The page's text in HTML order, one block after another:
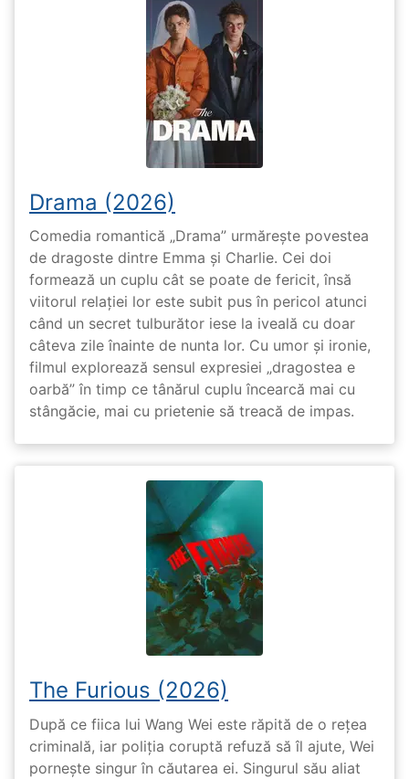
Drama (2026)
Comedia romantică „Drama” urmărește povestea
de dragoste dintre Emma și Charlie. Cei doi
formează un cuplu cât se poate de fericit, însă
viitorul relației lor este subit pus în pericol atunci
când un secret tulburător iese la iveală cu doar
câteva zile înainte de nunta lor. Cu umor și ironie,
filmul explorează sensul expresiei „dragostea e
oarbă” în timp ce tânărul cuplu încearcă mai cu
stângăcie, mai cu prietenie să treacă de impas.
The Furious (2026)
După ce fiica lui Wang Wei este răpită de o rețea
criminală, iar poliția coruptă refuză să îl ajute, Wei
pornește singur în căutarea ei. Singurul său aliat